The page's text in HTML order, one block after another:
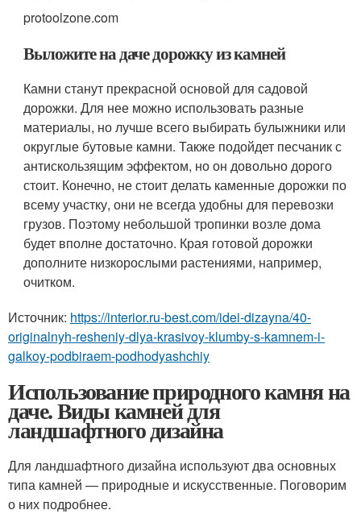
protoolzone.com
Выложите на даче дорожку из камней
Камни станут прекрасной основой для садовой
дорожки. Для нее можно использовать разные
материалы, но лучше всего выбирать булыжники или
округлые бутовые камни. Также подойдет песчаник с
антискользящим эффектом, но он довольно дорого
стоит. Конечно, не стоит делать каменные дорожки по
всему участку, они не всегда удобны для перевозки
грузов. Поэтому небольшой тропинки возле дома
будет вполне достаточно. Края готовой дорожки
дополните низкорослыми растениями, например,
очитком.
Источник: https://interior.ru-best.com/idei-dizayna/40-
originalnyh-resheniy-dlya-krasivoy-klumby-s-kamnem-i-
galkoy-podbiraem-podhodyashchiy
Использование природного камня на
даче. Виды камней для
ландшафтного дизайна
Для ландшафтного дизайна используют два основных
типа камней — природные и искусственные. Поговорим
о них подробнее.